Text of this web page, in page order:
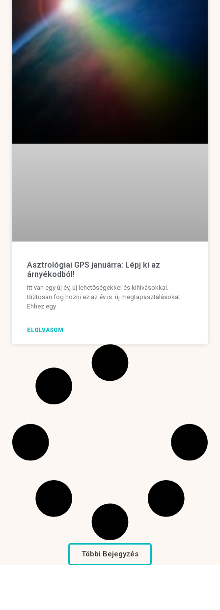
Asztrológiai GPS januárra: Lépj ki az
árnyékodból!
Itt van egy új év, új lehetőségekkel és kihívásokkal.
Biztosan fog hozni ez az év is új megtapasztalásokat.
Ehhez egy
ELOLVASOM
Többi Bejegyzés